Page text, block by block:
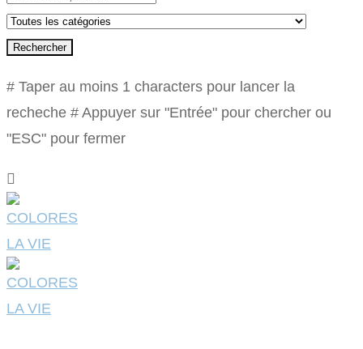
Rechercher
# Taper au moins 1 characters pour lancer la
recheche # Appuyer sur "Entrée" pour chercher ou
"ESC" pour fermer